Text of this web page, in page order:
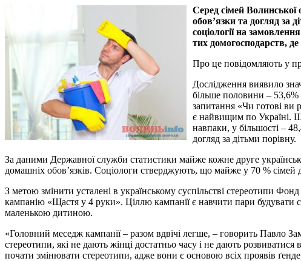
Серед сімей Волинської
обов’язки та догляд за
соціології на
тих домогосподарств, де
Про це повідомляють у
Дослідження виявило
більше половини – 53,6%
запитання «Чи готові ви
є найвищим по Україні.
навпаки, у більшості –
догляд за дітьми порівну.
За даними Державної служби статистики майже кожне друге
домашніх обов’язків. Соціологи стверджують, що майже у 70 %
З метою змінити усталені в українському суспільстві стереотипи
кампанію «Щастя у 4 руки». Ціллю кампанії є навчити пари будувати
маленькою дитиною.
«Головний меседж кампанії – разом вдвічі легше, – говорить Павло
стереотипи, які не дають жінці достатньо часу і не дають
почати змінювати стереотипи, адже вони є основою всіх проявів